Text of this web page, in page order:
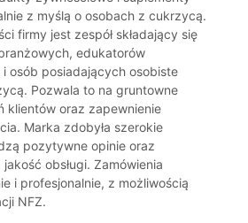
z myślą o osobach z cukrzycą.
firmy jest zespół składający się
edukatorów
osób posiadających osobiste
Pozwala to na gruntowne
klientów oraz zapewnienie
Marka zdobyła szerokie
pozytywne opinie oraz
obsługi. Zamówienia
i profesjonalnie, z możliwością
NFZ.